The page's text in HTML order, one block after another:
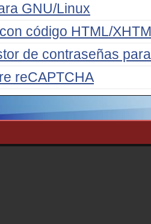
GNU/Linux
código HTML/
de contraseñas
reCAPTCHA